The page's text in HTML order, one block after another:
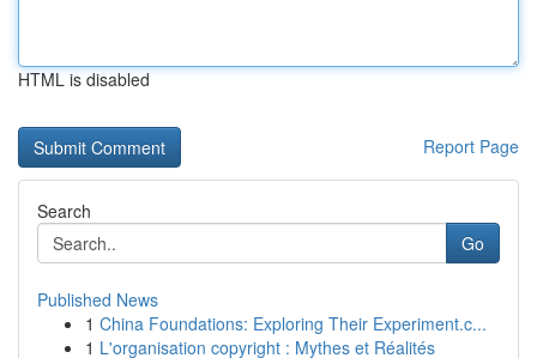
HTML is disabled
Report Page
Search
Go
Published News
1 China Foundations: Exploring Their Experiment.c...
1 L'organisation copyright : Mythes et Réalités